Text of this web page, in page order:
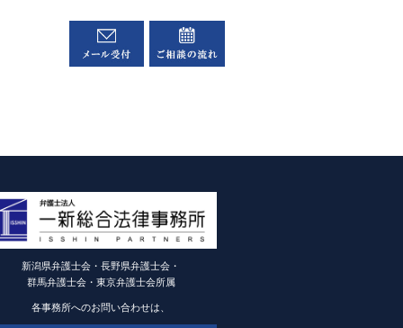
新潟県弁護士会・長野県弁護士会・
群馬弁護士会・東京弁護士会所属
各事務所へのお問い合わせは、